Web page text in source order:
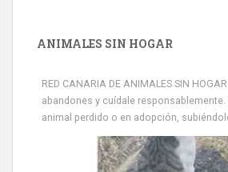
ANIMALES SIN HOGAR
RED CANARIA DE ANIMALES SIN
abandones y cuídale responsablemente.
animal perdido o en adopción,